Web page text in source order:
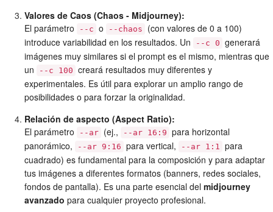
Valores de Caos (Chaos - Midjourney):
El parámetro
--c o --chaos
(con valores de 0 a 100)
introduce variabilidad en los resultados. Un
--c 0 generará
imágenes muy similares si el prompt es el mismo, mientras que
un
--c 100 creará resultados muy diferentes y
experimentales. Es útil para explorar un amplio rango de
posibilidades o para forzar la originalidad.
Relación de aspecto (Aspect Ratio):
El parámetro
--ar (ej., --ar 16:9 para horizontal
panorámico,
--ar 9:16 para vertical, --ar 1:1
para
cuadrado) es fundamental para la composición y para adaptar
tus imágenes a diferentes formatos (banners, redes sociales,
fondos de pantalla). Es una parte esencial del midjourney
avanzado para cualquier proyecto profesional.